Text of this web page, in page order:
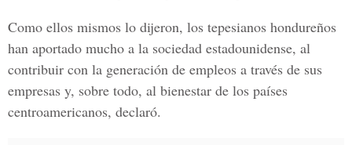
Como ellos mismos lo dijeron, los tepesianos hondureños
han aportado mucho a la sociedad estadounidense, al
contribuir con la generación de empleos a través de sus
empresas y, sobre todo, al bienestar de los países
centroamericanos, declaró.